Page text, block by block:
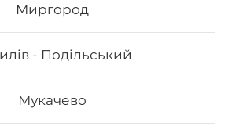
Миргород
- Подільський
Мукачево